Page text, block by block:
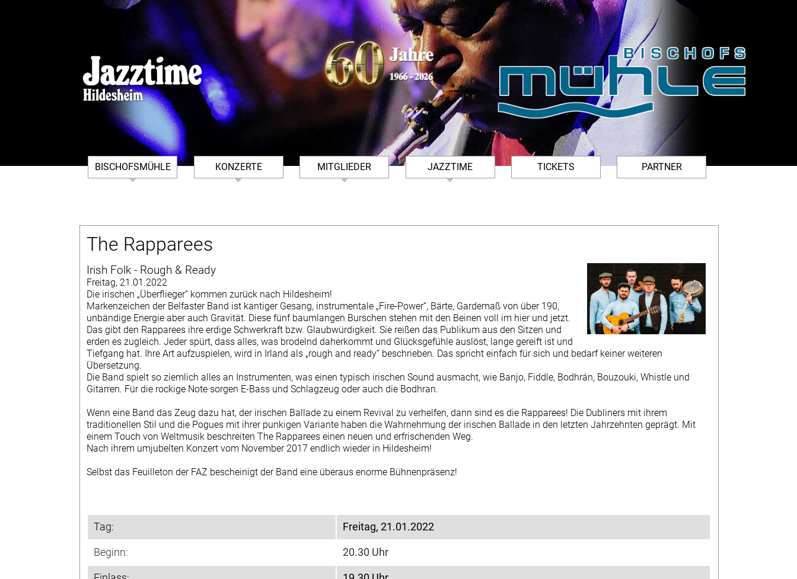
BISCHOFSMÜHLE
IMPRESSUM
KONTAKT
DATENSCHUTZERKLÄRUNG
MITGLIEDER +
TERMINHINWEISE
DOWNLOADS
MITGLIED WERDEN
KONZERTE
KONZERTFOTOS
MITGLIEDER
DOWNLOADS
JAZZTIME
KONZERTFOTOS JAZZTIME
TICKETS PARTNER
The Rapparees
Irish Folk - Rough & Ready
Freitag, 21.01.2022
Die irischen „Überflieger“ kommen zurück nach Hildesheim!
Markenzeichen der Belfaster Band ist kantiger Gesang, instrumentale „Fire-Power“, Bärte, Gardemaß von über 190,
unbändige Energie aber auch Gravität. Diese fünf baumlangen Burschen stehen mit den Beinen voll im hier und jetzt.
Das gibt den Rapparees ihre erdige Schwerkraft bzw. Glaubwürdigkeit. Sie reißen das Publikum aus den Sitzen und
erden es zugleich. Jeder spürt, dass alles, was brodelnd daherkommt und Glücksgefühle auslöst, lange gereift ist und
Tiefgang hat. Ihre Art aufzuspielen, wird in Irland als „rough and ready“ beschrieben. Das spricht einfach für sich und bedarf keiner weiteren
Übersetzung.
Die Band spielt so ziemlich alles an Instrumenten, was einen typisch irischen Sound ausmacht, wie Banjo, Fiddle, Bodhrán, Bouzouki, Whistle und
Gitarren. Für die rockige Note sorgen E-Bass und Schlagzeug oder auch die Bodhran.
Wenn eine Band das Zeug dazu hat, der irischen Ballade zu einem Revival zu verhelfen, dann sind es die Rapparees! Die Dubliners mit ihrem
traditionellen Stil und die Pogues mit ihrer punkigen Variante haben die Wahrnehmung der irischen Ballade in den letzten Jahrzehnten geprägt. Mit
einem Touch von Weltmusik beschreiten The Rapparees einen neuen und erfrischenden Weg.
Nach ihrem umjubelten Konzert vom November 2017 endlich wieder in Hildesheim!
Selbst das Feuilleton der FAZ bescheinigt der Band eine überaus enorme Bühnenpräsenz!
Tag: Freitag, 21.01.2022
Beginn: 20.30 Uhr